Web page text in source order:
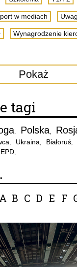
w mediach
Wynagrodzenie
Pokaż
tagi
, Polska,
, Ukraina, Białoruś,
,
A B C D E F